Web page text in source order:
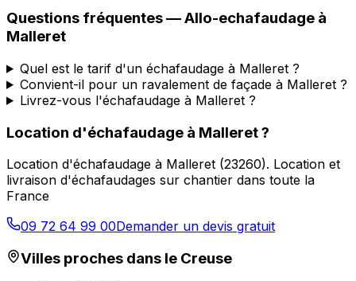
Questions fréquentes —Allo-echafaudage à
Malleret
Quel est le tarif d'un échafaudage à Malleret ?
Convient-il pour un ravalement de façade à Malleret ?
Livrez-vous l'échafaudage à Malleret ?
Location d'échafaudage à Malleret?
Location d'échafaudage à Malleret (23260). Location et
livraison d'échafaudages sur chantier dans toute la
France
09 72 64 99 00Demander un devis gratuit
Villes proches dans le Creuse